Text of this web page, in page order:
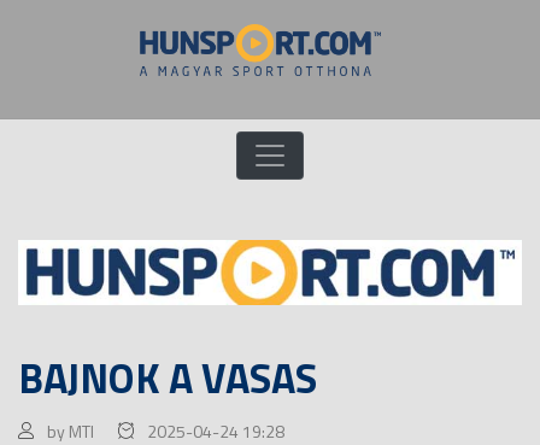
BAJNOK A VASAS
by MTI 2025-04-24 19:28